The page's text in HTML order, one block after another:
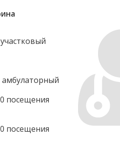
амбулаторный
посещения
посещения